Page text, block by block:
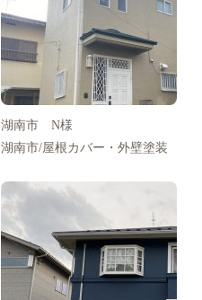
湖南市 N様
湖南市/屋根カバー・外壁塗装